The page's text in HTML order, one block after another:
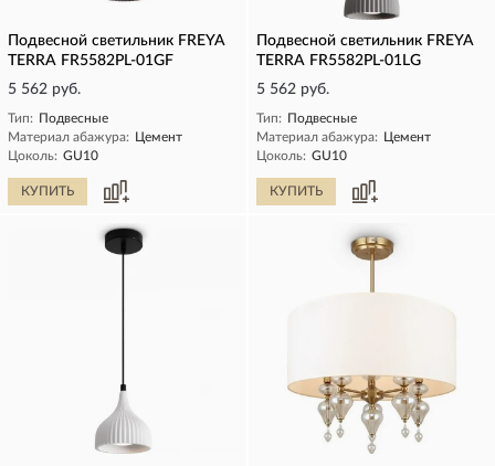
Подвесной светильник FREYA
TERRA FR5582PL-01GF
5 562 руб.
Тип: Подвесные
Материал абажура: Цемент
Цоколь: GU10
КУПИТЬ
Подвесной светильник FREYA
TERRA FR5582PL-01LG
5 562 руб.
Тип: Подвесные
Материал абажура: Цемент
Цоколь: GU10
КУПИТЬ